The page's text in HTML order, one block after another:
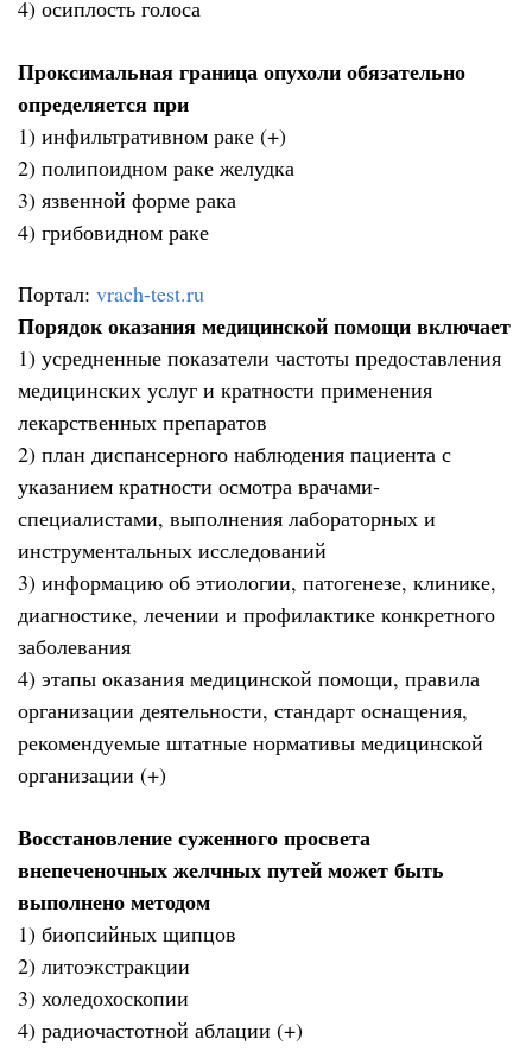
4) осиплость голоса
Проксимальная граница опухоли обязательно
определяется при
1) инфильтративном раке (+)
2) полипоидном раке желудка
3) язвенной форме рака
4) грибовидном раке
Портал: vrach-test.ru
Порядок оказания медицинской помощи включает
1) усредненные показатели частоты предоставления
медицинских услуг и кратности применения
лекарственных препаратов
2) план диспансерного наблюдения пациента с
указанием кратности осмотра врачами-
специалистами, выполнения лабораторных и
инструментальных исследований
3) информацию об этиологии, патогенезе, клинике,
диагностике, лечении и профилактике конкретного
заболевания
4) этапы оказания медицинской помощи, правила
организации деятельности, стандарт оснащения,
рекомендуемые штатные нормативы медицинской
организации (+)
Восстановление суженного просвета
внепеченочных желчных путей может быть
выполнено методом
1) биопсийных щипцов
2) литоэкстракции
3) холедохоскопии
4) радиочастотной аблации (+)